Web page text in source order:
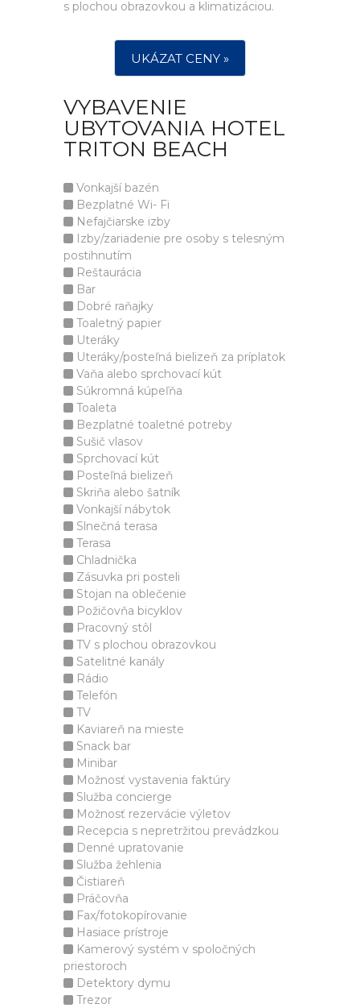
s plochou obrazovkou a klimatizáciou.
UKÁZAT CENY »
VYBAVENIE
UBYTOVANIA HOTEL
TRITON BEACH
Vonkajší bazén
Bezplatné Wi- Fi
Nefajčiarske izby
Izby/zariadenie pre osoby s telesným
postihnutím
Reštaurácia
Bar
Dobré raňajky
Toaletný papier
Uteráky
Uteráky/posteľná bielizeň za príplatok
Vaňa alebo sprchovací kút
Súkromná kúpeľňa
Toaleta
Bezplatné toaletné potreby
Sušič vlasov
Sprchovací kút
Posteľná bielizeň
Skriňa alebo šatník
Vonkajší nábytok
Slnečná terasa
Terasa
Chladnička
Zásuvka pri posteli
Stojan na oblečenie
Požičovňa bicyklov
Pracovný stôl
TV s plochou obrazovkou
Satelitné kanály
Rádio
Telefón
TV
Kaviareň na mieste
Snack bar
Minibar
Možnosť vystavenia faktúry
Služba concierge
Možnosť rezervácie výletov
Recepcia s nepretržitou prevádzkou
Denné upratovanie
Služba žehlenia
Čistiareň
Práčovňa
Fax/fotokopírovanie
Hasiace prístroje
Kamerový systém v spoločných
priestoroch
Detektory dymu
Trezor